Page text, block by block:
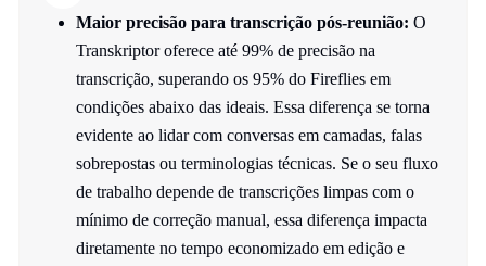
Maior precisão para transcrição pós-reunião: O
Transkriptor oferece até 99% de precisão na
transcrição, superando os 95% do Fireflies em
condições abaixo das ideais. Essa diferença se torna
evidente ao lidar com conversas em camadas, falas
sobrepostas ou terminologias técnicas. Se o seu fluxo
de trabalho depende de transcrições limpas com o
mínimo de correção manual, essa diferença impacta
diretamente no tempo economizado em edição e